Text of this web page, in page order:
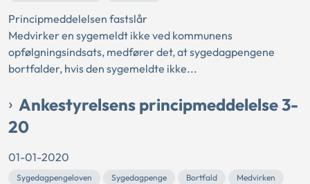
Principmeddelelsen fastslår
Medvirker en sygemeldt ikke ved kommunens
opfølgningsindsats, medfører det, at sygedagpengene
bortfalder, hvis den sygemeldte ikke...
Ankestyrelsens principmeddelelse 3-
20
01-01-2020
Sygedagpengeloven Sygedagpenge Bortfald
Medvirken